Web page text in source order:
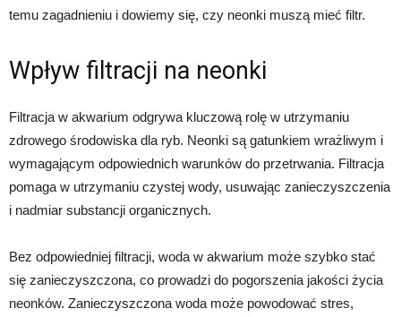
temu zagadnieniu i dowiemy się, czy neonki muszą mieć filtr.
Wpływ filtracji na neonki
Filtracja w akwarium odgrywa kluczową rolę w utrzymaniu
zdrowego środowiska dla ryb. Neonki są gatunkiem wrażliwym i
wymagającym odpowiednich warunków do przetrwania. Filtracja
pomaga w utrzymaniu czystej wody, usuwając zanieczyszczenia
i nadmiar substancji organicznych.
Bez odpowiedniej filtracji, woda w akwarium może szybko stać
się zanieczyszczona, co prowadzi do pogorszenia jakości życia
neonków. Zanieczyszczona woda może powodować stres,